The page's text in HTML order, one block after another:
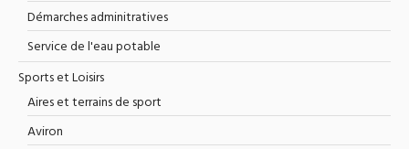
Démarches adminitratives
Service de l'eau potable
Sports et Loisirs
Aires et terrains de sport
Aviron